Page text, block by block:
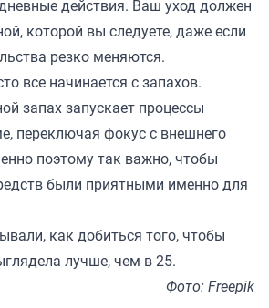
действия. Ваш уход должен
которой вы следуете, даже если
резко меняются.
все начинается с запахов.
запах запускает процессы
переключая фокус с внешнего
поэтому так важно, чтобы
были приятными именно для
, как добиться того, чтобы
лучше, чем в 25.
Фото: Freepik